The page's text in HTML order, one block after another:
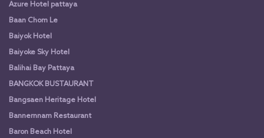
Azure Hotel pattaya
Baan Chom Le
Baiyok Hotel
Baiyoke Sky Hotel
Balihai Bay Pattaya
BANGKOK BUSTAURANT
Bangsaen Heritage Hotel
Bannernnam Restaurant
Baron Beach Hotel